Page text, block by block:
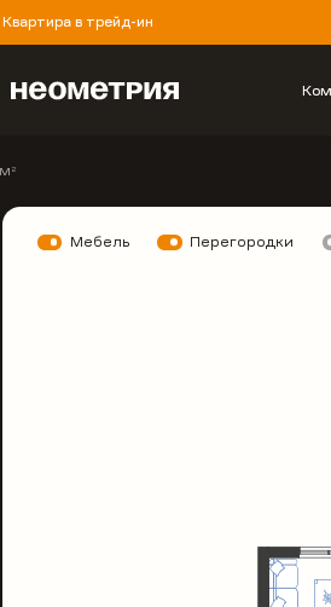
Квартира в трейд-ин
2
Мебель Перегородки